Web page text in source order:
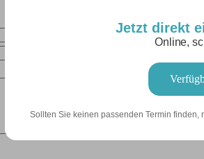
Jetzt direkt
Online,
Sollten Sie keinen passenden Termin finden,